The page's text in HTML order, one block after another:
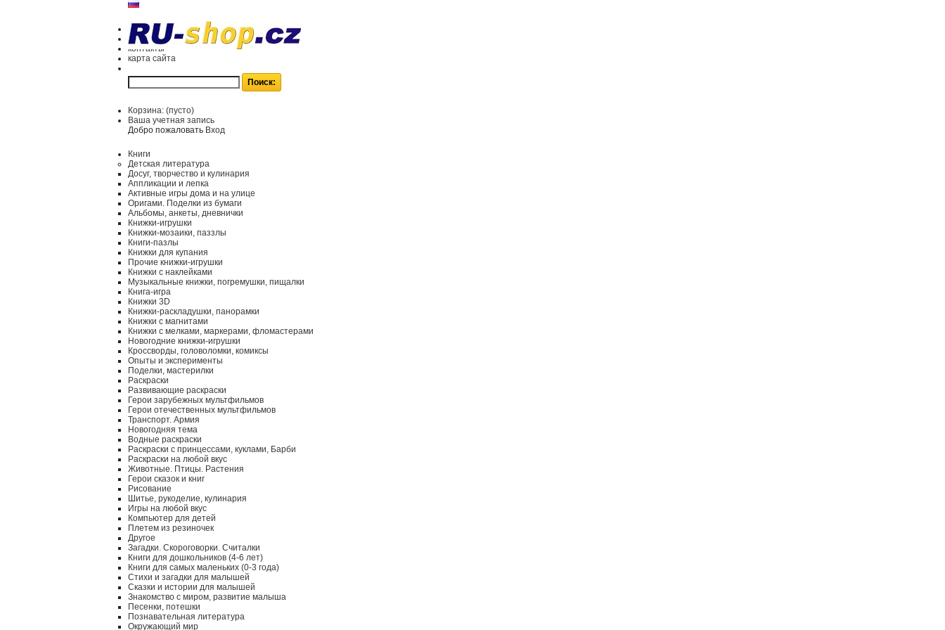
контакты
карта сайта
Корзина: (пусто)
Ваша учетная запись
Добро пожаловать Вход
Книги
Детская литература
Досуг, творчество и кулинария
Аппликации и лепка
Активные игры дома и на улице
Оригами. Поделки из бумаги
Альбомы, анкеты, дневнички
Книжки-игрушки
Книжки-мозаики, паззлы
Книги-пазлы
Книжки для купания
Прочие книжки-игрушки
Книжки с наклейками
Музыкальные книжки, погремушки, пищалки
Книга-игра
Книжки 3D
Книжки-раскладушки, панорамки
Книжки с магнитами
Книжки с мелками, маркерами, фломастерами
Новогодние книжки-игрушки
Кроссворды, головоломки, комиксы
Опыты и эксперименты
Поделки, мастерилки
Раскраски
Развивающие раскраски
Герои зарубежных мультфильмов
Герои отечественных мультфильмов
Транспорт. Армия
Новогодняя тема
Водные раскраски
Раскраски с принцессами, куклами, Барби
Раскраски на любой вкус
Животные. Птицы. Растения
Герои сказок и книг
Рисование
Шитье, рукоделие, кулинария
Игры на любой вкус
Компьютер для детей
Плетем из резиночек
Другое
Загадки. Скороговорки. Считалки
Книги для дошкольников (4-6 лет)
Книги для самых маленьких (0-3 года)
Стихи и загадки для малышей
Сказки и истории для малышей
Знакомство с миром, развитие малыша
Песенки, потешки
Познавательная литература
Окружающий мир